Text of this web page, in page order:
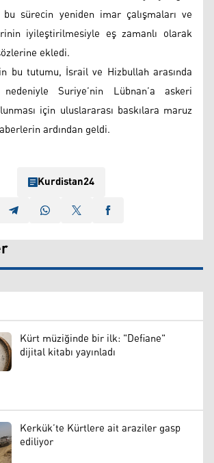
sürecin yeniden imar çalışmaları ve
iyileştirilmesiyle eş zamanlı olarak
ekledi.
bu tutumu, İsrail ve Hizbullah arasında
Suriye’nin Lübnan’a askeri
için uluslararası baskılara maruz
ardından geldi.
Kurdistan24
Kürt müziğinde bir ilk: "Defiane"
dijital kitabı yayınladı
Kerkük’te Kürtlere ait araziler gasp
ediliyor